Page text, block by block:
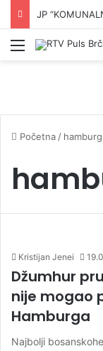
Izbornik
Početna / hamburg
Kristijan Jenei
Džumhur
nije mogao
Hamburga
Najbolji